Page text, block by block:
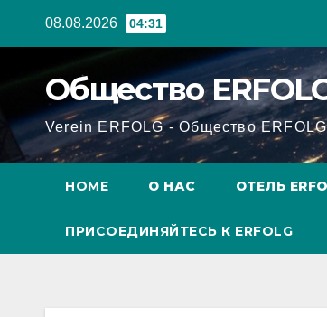
08.08.2026 04:31
Общество
Verein ERFOLG - Общество ERFOLG
HOME О НАС ОТЕЛЬ
ПРИСОЕДИНЯЙТЕСЬ К ERFOLG